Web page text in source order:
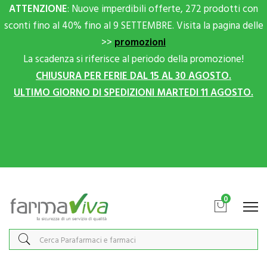
ATTENZIONE: Nuove imperdibili offerte, 272 prodotti con
sconti fino al 40% fino al 9 SETTEMBRE. Visita la pagina delle
>> promozioni
La scadenza si riferisce al periodo della promozione!
CHIUSURA PER FERIE DAL 15 AL 30 AGOSTO.
ULTIMO GIORNO DI SPEDIZIONI MARTEDI 11 AGOSTO.
0